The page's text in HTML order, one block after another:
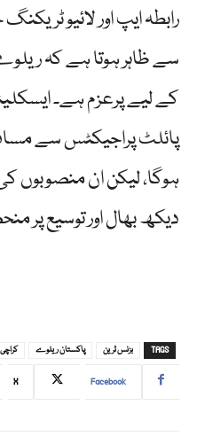
رابطہ ایپ اور لائیو
سے ظاہر ہوتا ہے کہ
کے لیے پرعزم ہے۔
پائلٹ پراجیکٹس سے
ہوگا، لیکن ان منصوبوں
دیکھ بھال اور توسیع پر
TAGS بزنس ٹرین پاکستان ریلوے کراچی
Facebook
X